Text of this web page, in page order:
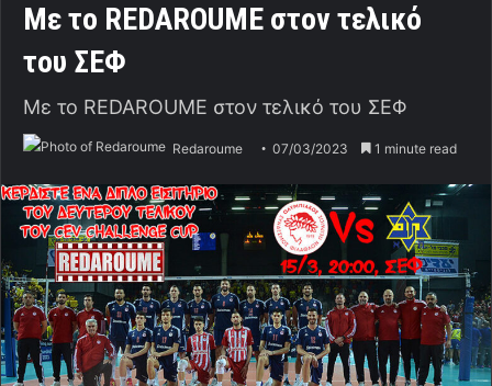
Με το REDAROUME στον τελικό
του ΣΕΦ
Με το REDAROUME στον τελικό του ΣΕΦ
Redaroume 07/03/2023 1 minute read